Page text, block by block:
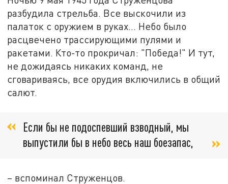
разбудила стрельба. Все выскочили из
палаток с оружием в руках… Небо было
расцвечено трассирующими пулями и
ракетами. Кто-то прокричал: "Победа!" И тут,
не дожидаясь никаких команд, не
сговариваясь, все орудия включились в общий
салют.
Если бы не подоспевший взводный, мы
выпустили бы в небо весь наш боезапас,
– вспоминал Струженцов.